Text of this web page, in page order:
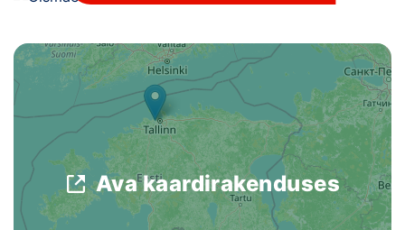
Ajalugu
Koolitused
OTSI
Ava kaardirakenduses